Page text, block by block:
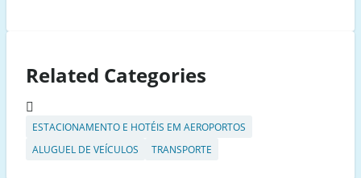
Related Categories
ESTACIONAMENTO E HOTÉIS EM AEROPORTOS
ALUGUEL DE VEÍCULOS
TRANSPORTE